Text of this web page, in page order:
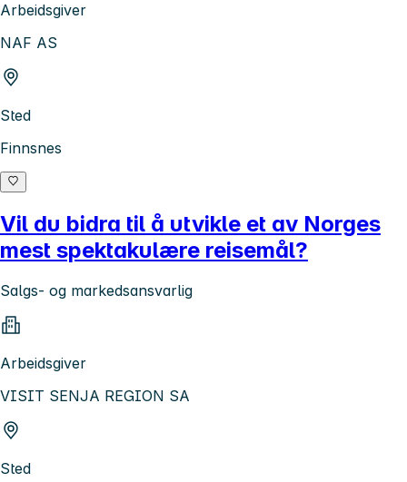
Arbeidsgiver
NAF AS
Sted
Finnsnes
Vil du bidra til å utvikle et av Norges
mest spektakulære reisemål?
Salgs- og markedsansvarlig
Arbeidsgiver
VISIT SENJA REGION SA
Sted